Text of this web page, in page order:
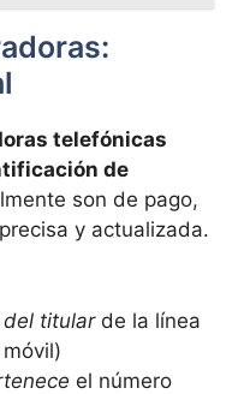
telefónicas
de
son de pago,
y actualizada.
titularde la línea
el número